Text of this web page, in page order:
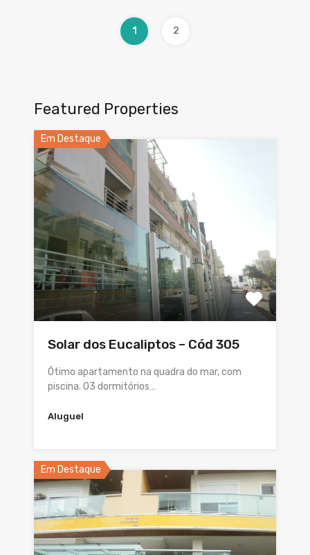
1 2
Featured Properties
Em Destaque
Solar dos Eucaliptos – Cód 305
Ótimo apartamento na quadra do mar, com
piscina. 03 dormitórios…
Aluguel
Em Destaque